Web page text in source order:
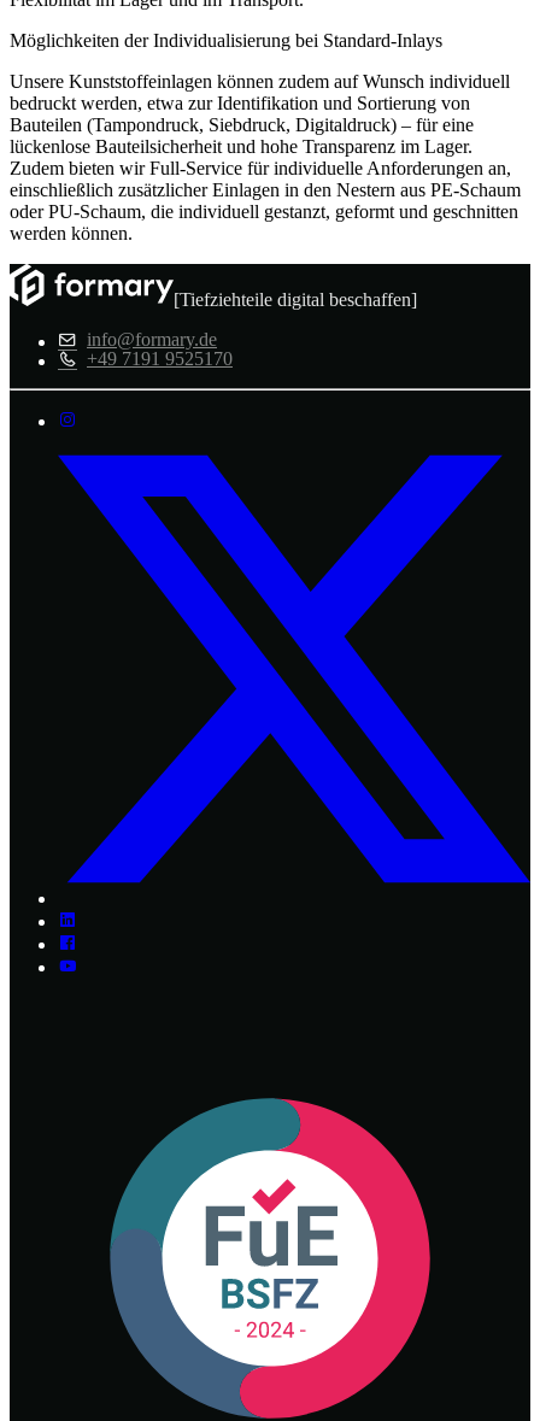
Möglichkeiten der Individualisierung bei Standard-Inlays
Unsere Kunststoffeinlagen können zudem auf Wunsch individuell
bedruckt werden, etwa zur Identifikation und Sortierung von
Bauteilen (Tampondruck, Siebdruck, Digitaldruck) – für eine
lückenlose Bauteilsicherheit und hohe Transparenz im Lager.
Zudem bieten wir Full-Service für individuelle Anforderungen an,
einschließlich zusätzlicher Einlagen in den Nestern aus PE-Schaum
oder PU-Schaum, die individuell gestanzt, geformt und geschnitten
werden können.
[Tiefziehteile digital beschaffen]
info@formary.de
+49 7191 9525170